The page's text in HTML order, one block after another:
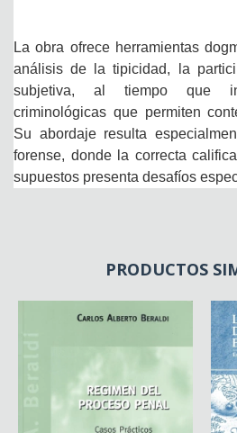
La obra ofrece herramientas
análisis de la tipicidad, la
subjetiva, al tiempo que
criminológicas que permiten
Su abordaje resulta
forense, donde la correcta
supuestos presenta desafíos
PRODUCTOS